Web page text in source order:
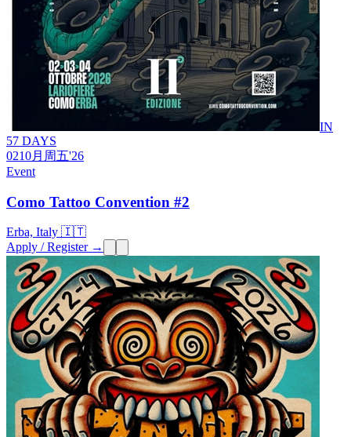
IN
57 DAYS
0210月 周五'26
Event
Como Tattoo Convention #2
Erba, Italy 🇮🇹
Apply / Register →